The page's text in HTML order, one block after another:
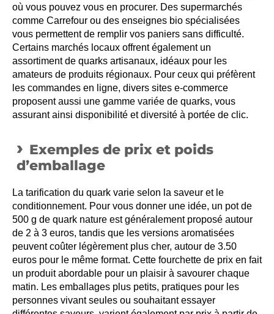
où vous pouvez vous en procurer. Des supermarchés
comme Carrefour ou des enseignes bio spécialisées
vous permettent de remplir vos paniers sans difficulté.
Certains marchés locaux offrent également un
assortiment de quarks artisanaux, idéaux pour les
amateurs de produits régionaux. Pour ceux qui préfèrent
les commandes en ligne, divers sites e-commerce
proposent aussi une gamme variée de quarks, vous
assurant ainsi disponibilité et diversité à portée de clic.
Exemples de prix et poids
d’emballage
La tarification du quark varie selon la saveur et le
conditionnement. Pour vous donner une idée, un pot de
500 g de quark nature est généralement proposé autour
de 2 à 3 euros, tandis que les versions aromatisées
peuvent coûter légèrement plus cher, autour de 3.50
euros pour le même format. Cette fourchette de prix en fait
un produit abordable pour un plaisir à savourer chaque
matin. Les emballages plus petits, pratiques pour les
personnes vivant seules ou souhaitant essayer